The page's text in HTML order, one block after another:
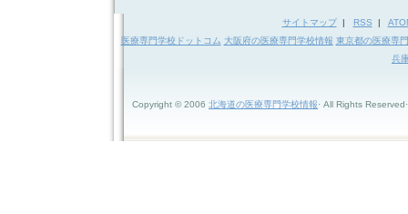
サイトマップ| RSS |
医療専門学校ドットコム 大阪府の医療専門学校情報 東京都の医療専
兵
Copyright © 2006 北海道の医療専門学校情報· All Rights Reserved·